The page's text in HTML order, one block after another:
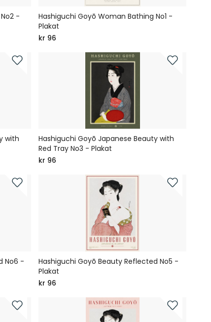
-
Hashiguchi Goyō Woman Bathing No1 -
Plakat
kr 96
with
Hashiguchi Goyō Japanese Beauty with
Red Tray No3 - Plakat
kr 96
No6 -
Hashiguchi Goyō Beauty Reflected No5 -
Plakat
kr 96